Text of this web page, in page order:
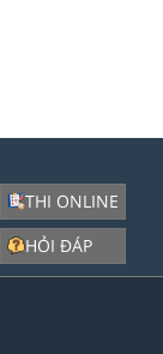
THI ONLINE
HỎI ĐÁP